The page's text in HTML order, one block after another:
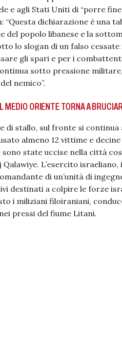
e agli Stati Uniti di “porre fine
“Questa dichiarazione è una
del popolo libanese e la
lo slogan di un falso
gli spari e per i
sotto pressione
nemico”.
MEDIO ORIENTE TORNA A
di stallo, sul fronte si
almeno 12 vittime e
state uccise nella città
L’esercito
di un’unità di
destinati a colpire le forze
i miliziani filoiraniani,
pressi del fiume Litani.